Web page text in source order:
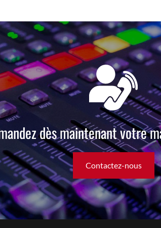
dès maintenant votre
Contactez-nous